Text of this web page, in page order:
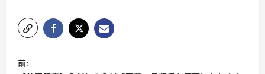
投
前: